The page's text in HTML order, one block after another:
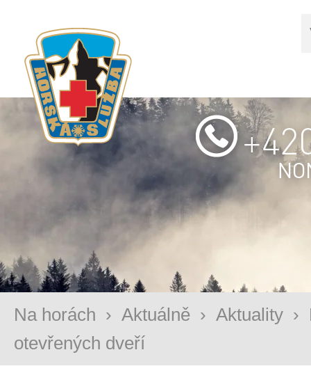
Na horách › Aktuálně › Aktuality ›
otevřených dveří